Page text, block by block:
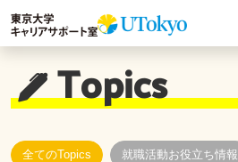
Topics
全てのTopics 就職活動お役立ち情報